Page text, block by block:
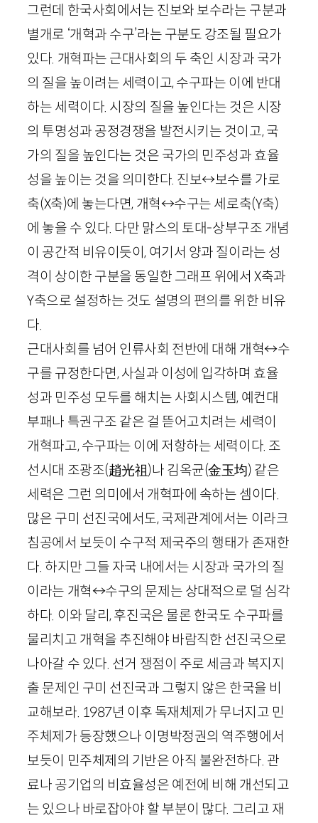
그런데 한국사회에서는 진보와 보수라는 구분과
별개로 ‘개혁과 수구’라는 구분도 강조될 필요가
있다. 개혁파는 근대사회의 두 축인 시장과 국가
의 질을 높이려는 세력이고, 수구파는 이에 반대
하는 세력이다. 시장의 질을 높인다는 것은 시장
의 투명성과 공정경쟁을 발전시키는 것이고, 국
가의 질을 높인다는 것은 국가의 민주성과 효율
성을 높이는 것을 의미한다. 진보↔보수를 가로
축(X축)에 놓는다면, 개혁↔수구는 세로축(Y축)
에 놓을 수 있다. 다만 맑스의 토대-상부구조 개념
이 공간적 비유이듯이, 여기서 양과 질이라는 성
격이 상이한 구분을 동일한 그래프 위에서X축과
Y축으로 설정하는 것도 설명의 편의를 위한 비유
다.
근대사회를 넘어 인류사회 전반에 대해 개혁↔수
구를 규정한다면, 사실과 이성에 입각하며 효율
성과 민주성 모두를 해치는 사회시스템, 예컨대
부패나 특권구조 같은 걸 뜯어고치려는 세력이
개혁파고, 수구파는 이에 저항하는 세력이다. 조
선시대 조광조(趙光祖)나 김옥균(金玉均) 같은
세력은 그런 의미에서 개혁파에 속하는 셈이다.
많은 구미 선진국에서도, 국제관계에서는 이라크
침공에서 보듯이 수구적 제국주의 행태가 존재한
다. 하지만 그들 자국 내에서는 시장과 국가의 질
이라는 개혁↔수구의 문제는 상대적으로 덜 심각
하다. 이와 달리, 후진국은 물론 한국도 수구파를
물리치고 개혁을 추진해야 바람직한 선진국으로
나아갈 수 있다. 선거 쟁점이 주로 세금과 복지지
출 문제인 구미 선진국과 그렇지 않은 한국을 비
교해보라. 1987년 이후 독재체제가 무너지고 민
주체제가 등장했으나 이명박정권의 역주행에서
보듯이 민주체제의 기반은 아직 불완전하다. 관
료나 공기업의 비효율성은 예전에 비해 개선되고
는 있으나 바로잡아야 할 부분이 많다. 그리고 재